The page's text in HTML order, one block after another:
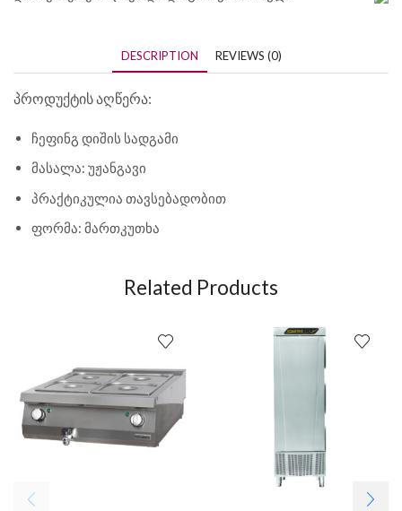
DESCRIPTION REVIEWS (0)
პროდუქტის აღწერა:
ჩეფინგ დიშის სადგამი
მასალა: უჟანგავი
პრაქტიკულია თავსებადობით
ფორმა: მართკუთხა
Related Products